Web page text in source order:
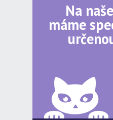
Na
máme